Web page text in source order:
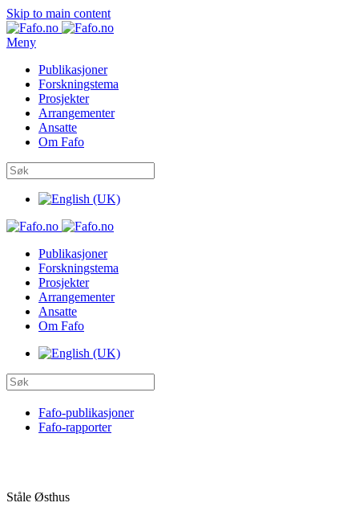
Skip to main content
Meny
Publikasjoner
Forskningstema
Prosjekter
Arrangementer
Ansatte
Om Fafo
Publikasjoner
Forskningstema
Prosjekter
Arrangementer
Ansatte
Om Fafo
Fafo-publikasjoner
Fafo-rapporter
Ståle Østhus